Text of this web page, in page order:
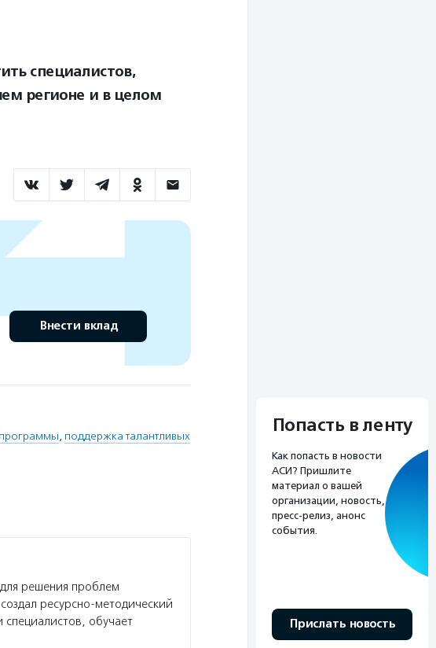
специалистов,
регионе и в целом
Внести вклад
, поддержка талантливых
решения проблем
ресурсно-методический
обучает
Попасть в ленту
Как попасть в новости
АСИ? Пришлите
материал о вашей
организации, новость,
пресс-релиз, анонс
события.
Прислать новость